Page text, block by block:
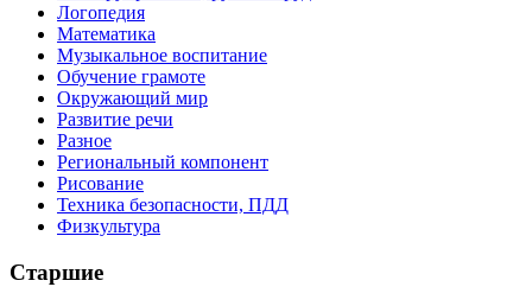
Логопедия
Математика
Музыкальное воспитание
Обучение грамоте
Окружающий мир
Развитие речи
Разное
Региональный компонент
Рисование
Техника безопасности, ПДД
Физкультура
Старшие